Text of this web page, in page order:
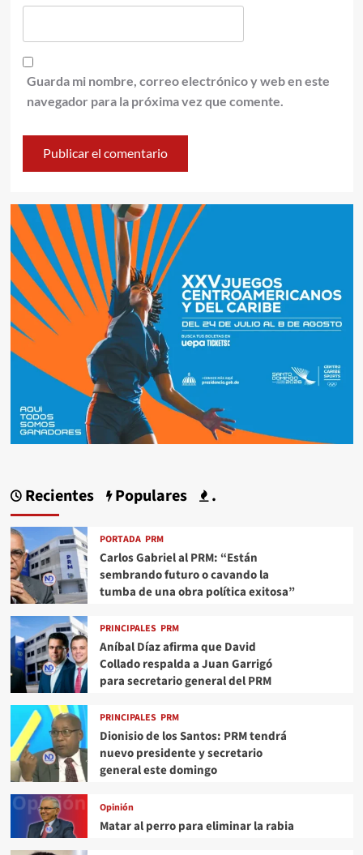
Guarda mi nombre, correo electrónico y web en este
navegador para la próxima vez que comente.
Recientes Populares .
PORTADA PRM
Carlos Gabriel al PRM: “Están
sembrando futuro o cavando la
tumba de una obra política exitosa”
PRINCIPALES PRM
Aníbal Díaz afirma que David
Collado respalda a Juan Garrigó
para secretario general del PRM
PRINCIPALES PRM
Dionisio de los Santos: PRM tendrá
nuevo presidente y secretario
general este domingo
Opinión
Matar al perro para eliminar la rabia